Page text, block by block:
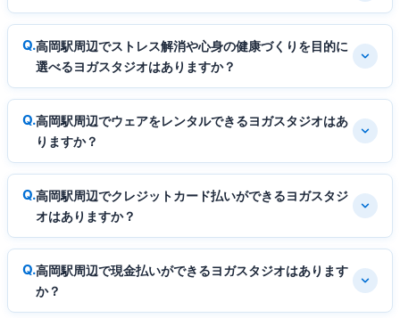
高岡駅周辺でストレス解消や心身の健康づくりを目的に
選べるヨガスタジオはありますか？
高岡駅周辺でウェアをレンタルできるヨガスタジオはあ
りますか？
高岡駅周辺でクレジットカード払いができるヨガスタジ
オはありますか？
高岡駅周辺で現金払いができるヨガスタジオはあります
か？